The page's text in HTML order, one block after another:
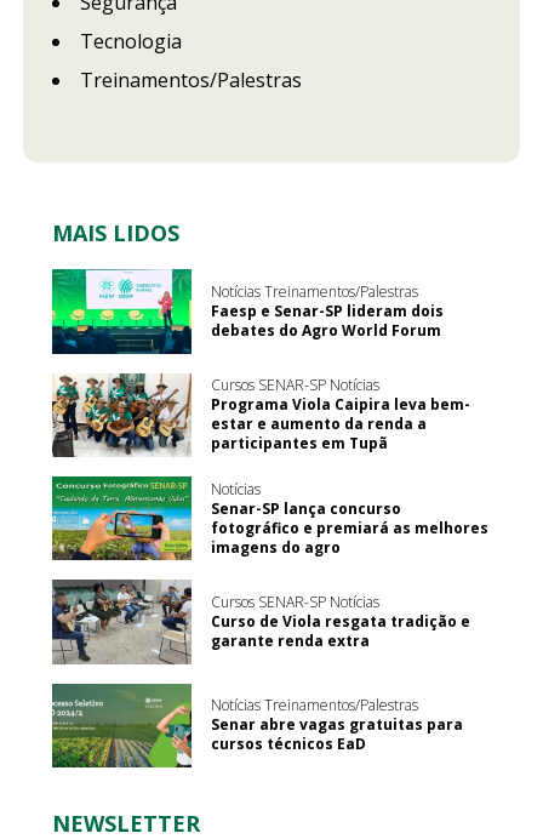
Tecnologia
Treinamentos/Palestras
MAIS LIDOS
Notícias Treinamentos/Palestras
Faesp e Senar-SP lideram dois
debates do Agro World Forum
Cursos SENAR-SP Notícias
Programa Viola Caipira leva bem-
estar e aumento da renda a
participantes em Tupã
Notícias
Senar-SP lança concurso
fotográfico e premiará as melhores
imagens do agro
Cursos SENAR-SP Notícias
Curso de Viola resgata tradição e
garante renda extra
Notícias Treinamentos/Palestras
Senar abre vagas gratuitas para
cursos técnicos EaD
NEWSLETTER